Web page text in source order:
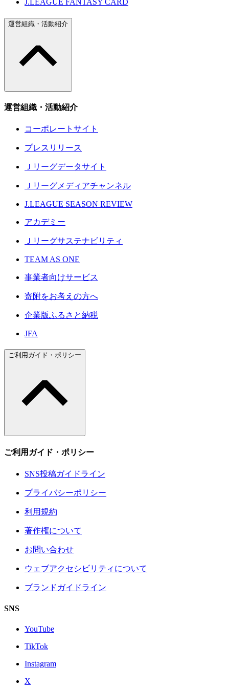
J.LEAGUE FANTASY CARD
運営組織・活動紹介
運営組織・活動紹介
コーポレートサイト
プレスリリース
Ｊリーグデータサイト
Ｊリーグメディアチャンネル
J.LEAGUE SEASON REVIEW
アカデミー
Ｊリーグサステナビリティ
TEAM AS ONE
事業者向けサービス
寄附をお考えの方へ
企業版ふるさと納税
JFA
ご利用ガイド・ポリシー
ご利用ガイド・ポリシー
SNS投稿ガイドライン
プライバシーポリシー
利用規約
著作権について
お問い合わせ
ウェブアクセシビリティについて
ブランドガイドライン
SNS
YouTube
TikTok
Instagram
X